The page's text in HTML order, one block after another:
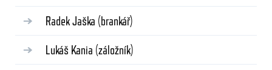
Radek Jaška (brankář)
Lukáš Kania (záložník)